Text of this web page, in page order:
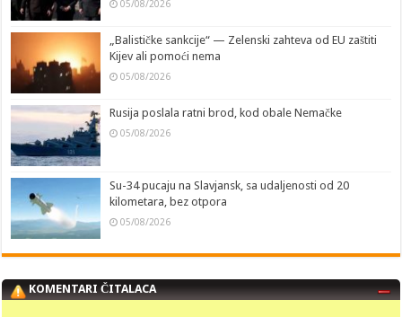
05/08/2026
„Balističke sankcije“ — Zelenski zahteva od EU zaštiti
Kijev ali pomoći nema
05/08/2026
Rusija poslala ratni brod, kod obale Nemačke
05/08/2026
Su-34 pucaju na Slavjansk, sa udaljenosti od 20
kilometara, bez otpora
05/08/2026
KOMENTARI ČITALACA